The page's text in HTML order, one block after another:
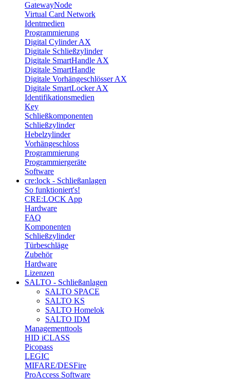
GatewayNode
Virtual Card Network
Identmedien
Programmierung
Digital Cylinder AX
Digitale Schließzylinder
Digitale SmartHandle AX
Digitale SmartHandle
Digitale Vorhängeschlösser AX
Digitale SmartLocker AX
Identifikationsmedien
Key
Schließkomponenten
Schließzylinder
Hebelzylinder
Vorhängeschloss
Programmierung
Programmiergeräte
Software
cre:lock - Schließanlagen
So funktioniert's!
CRE:LOCK App
Hardware
FAQ
Komponenten
Schließzylinder
Türbeschläge
Zubehör
Hardware
Lizenzen
SALTO - Schließanlagen
SALTO SPACE
SALTO KS
SALTO Homelok
SALTO IDM
Managementtools
HID iCLASS
Picopass
LEGIC
MIFARE/DESFire
ProAccess Software